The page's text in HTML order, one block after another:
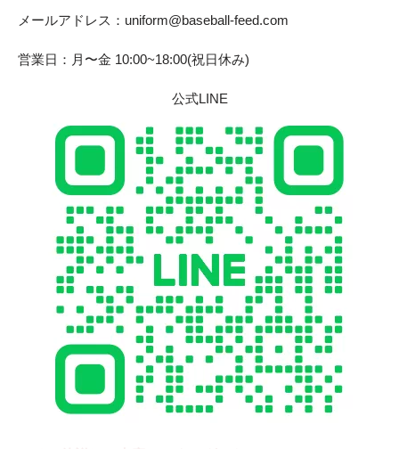
メールアドレス：uniform@baseball-feed.com
営業日：月〜金 10:00~18:00(祝日休み)
公式LINE